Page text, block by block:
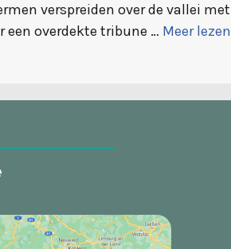
verspreiden over de vallei met
een overdekte tribune … Meer lezen